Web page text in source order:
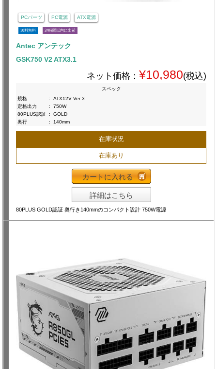
PCパーツ PC電源 ATX電源
送料無料 24時間以内に出荷
Antec アンテック
GSK750 V2 ATX3.1
ネット価格： ¥10,980(税込)
スペック
規格
:
ATX12V Ver 3
定格出力
:
750W
80PLUS認証 :
GOLD
奥行
: 140mm
在庫状況
在庫あり
カートに入れる
詳細はこちら
80PLUS GOLD認証 奥行き140mmのコンパクト設計 750W電源